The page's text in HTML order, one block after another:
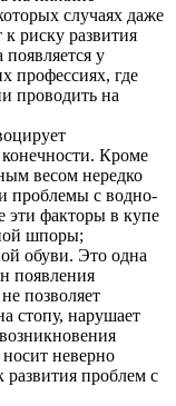
случаях даже
риску развития
у
профессиях, где
проводить на
Кроме
весом нередко
проблемы с водно-
эти факторы в купе
шпоры;
обуви. Это одна
появления
позволяет
стопу, нарушает
неверно
проблем с